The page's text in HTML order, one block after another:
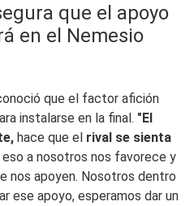
que el apoyo
en el Nemesio
que el factor afición
instalarse en la final. "El
hace que el rival se sienta
eso a nosotros nos favorece y
nos apoyen. Nosotros dentro
ese apoyo, esperamos dar un